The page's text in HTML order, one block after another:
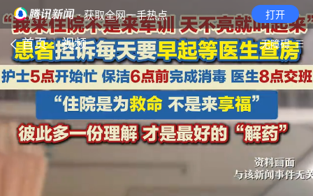
· 获取全网一手热点 打开
首页 视频 无障碍